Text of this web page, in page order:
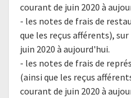
courant de juin 2020 à
- les notes de frais de
que les reçus afférents),
juin 2020 à aujourd'hui.
- les notes de frais de
(ainsi que les reçus
courant de juin 2020 à